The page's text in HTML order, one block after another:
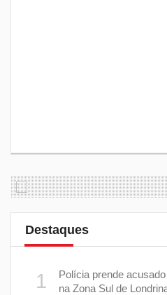
Destaques
1
Polícia prende
na Zona Sul de